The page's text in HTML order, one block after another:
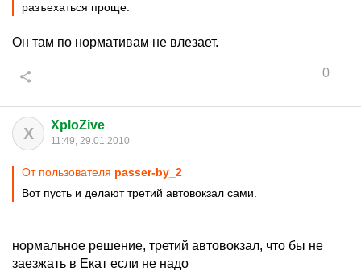
разъехаться проще.
Он там по нормативам не влезает.
0
X XploZive
11:49, 29.01.2010
От пользователя passer-by_2
Вот пусть и делают третий автовокзал сами.
нормальное решение, третий автовокзал, что бы не
заезжать в Екат если не надо